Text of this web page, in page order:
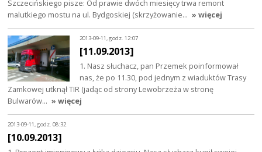
Szczecińskiego pisze: Od prawie dwóch miesięcy trwa remont
malutkiego mostu na ul. Bydgoskiej (skrzyżowanie… » więcej
2013-09-11, godz. 12:07
[11.09.2013]
1. Nasz słuchacz, pan Przemek poinformował
nas, że po 11.30, pod jednym z wiaduktów Trasy
Zamkowej utknął TIR (jadąc od strony Lewobrzeża w stronę
Bulwarów… » więcej
2013-09-11, godz. 08:32
[10.09.2013]